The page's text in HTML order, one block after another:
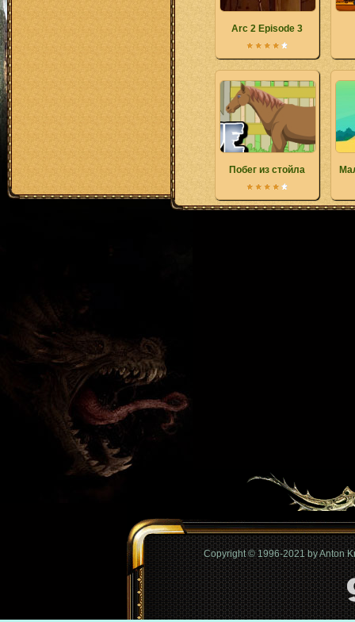
Arc 2 Episode 3
Побег из стойла
Copyright © 1996-2021 by Anton